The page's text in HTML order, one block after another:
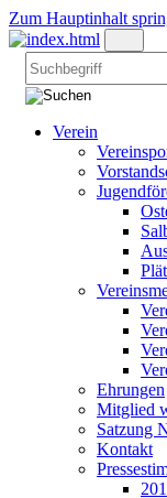
Zum Hauptinhalt
Verein
Ehrungen
Mitglied
Satzung
Kontakt